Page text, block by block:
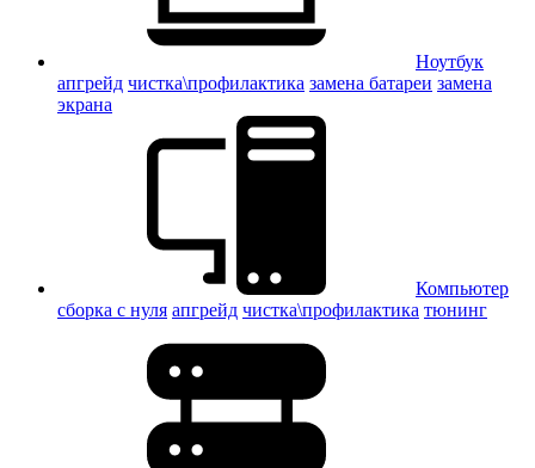
Ноутбук
апгрейд чистка\профилактика замена батареи замена
экрана
Компьютер
сборка с нуля апгрейд чистка\профилактика тюнинг